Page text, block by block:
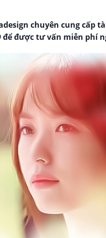
chuyên cung cấp
để được tư vấn miễn phí